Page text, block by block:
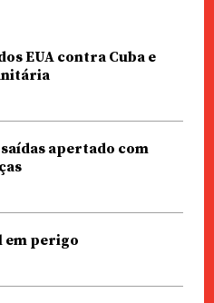
EUA contra Cuba e
apertado com
em perigo